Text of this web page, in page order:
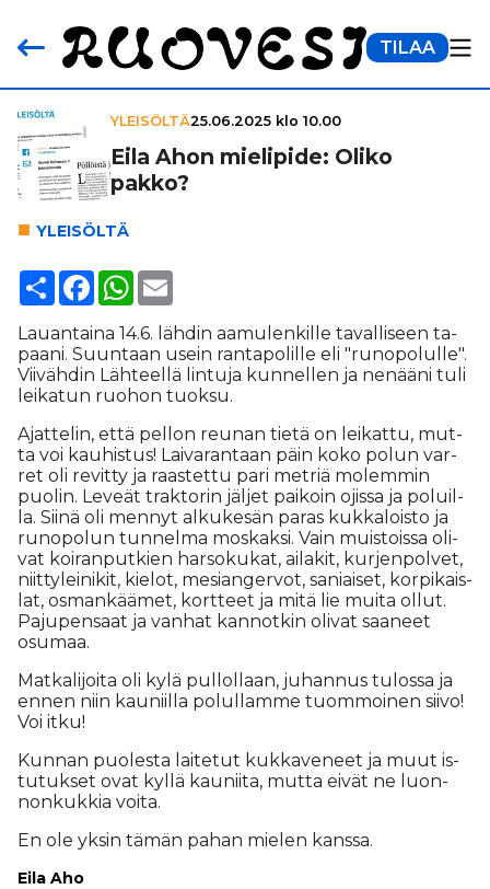
TILAA
YLEISÖLTÄ25.06.2025 klo 10.00
Eila Ahon mielipide: Oliko
pakko?
YLEI­SÖL­TÄ
Share FacebookWhatsApp
Lau­an­tai­na 14.6. läh­din aa­mu­len­kil­le ta­val­li­seen ta­
paa­ni. Suun­taan usein ran­ta­po­lil­le eli "ru­no­po­lul­le".
Vii­väh­din Läh­teel­lä lin­tu­ja kun­nel­len ja ne­nää­ni tuli
lei­ka­tun ruo­hon tuok­su.
Ajat­te­lin, et­tä pel­lon reu­nan tie­tä on lei­kat­tu, mut­
ta voi kau­his­tus! Lai­va­ran­taan päin koko po­lun var­
ret oli re­vit­ty ja raas­tet­tu pari met­riä mo­lem­min
puo­lin. Le­ve­ät trak­to­rin jäl­jet pai­koin ojis­sa ja po­luil­
la. Sii­nä oli men­nyt al­ku­ke­sän pa­ras kuk­ka­lois­to ja
ru­no­po­lun tun­nel­ma mos­kak­si. Vain muis­tois­sa oli­
vat koi­ran­put­kien har­so­ku­kat, ai­la­kit, kur­jen­pol­vet,
niit­ty­lei­ni­kit, kie­lot, me­si­an­ger­vot, sa­ni­ai­set, kor­pi­kais­
lat, os­man­kää­met, kort­teet ja mitä lie mui­ta ol­lut.
Pa­ju­pen­saat ja van­hat kan­not­kin oli­vat saa­neet
osu­maa.
Mat­ka­li­joi­ta oli kylä pul­lol­laan, ju­han­nus tu­los­sa ja
en­nen niin kau­niil­la po­lul­lam­me tuom­moi­nen sii­vo!
Voi it­ku!
Kun­nan puo­les­ta lai­te­tut kuk­ka­ve­neet ja muut is­
tu­tuk­set ovat kyl­lä kau­nii­ta, mut­ta ei­vät ne luon­
non­kuk­kia voi­ta.
En ole yk­sin tä­män pa­han mie­len kans­sa.
Ei­la Aho